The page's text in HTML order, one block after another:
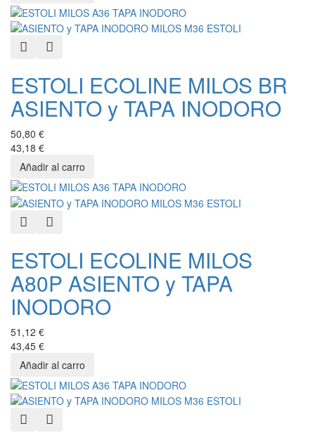
Quick View
ESTOLI ECOLINE MILOS BR
ASIENTO y TAPA INODORO
50,80 €
43,18 €
Quick View
ESTOLI ECOLINE MILOS
A80P ASIENTO y TAPA
INODORO
51,12 €
43,45 €
Quick View